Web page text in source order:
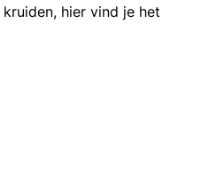
hier vind je het